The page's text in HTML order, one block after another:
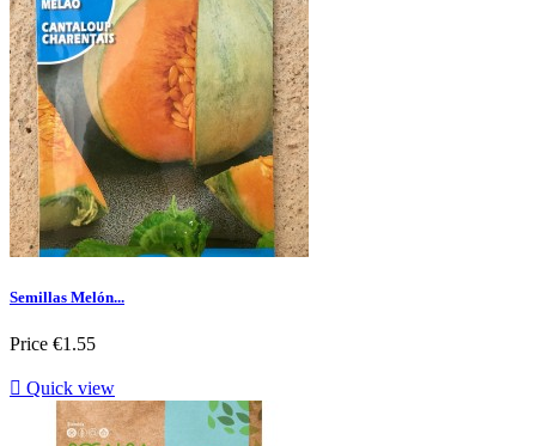
Semillas Melón...
Price €1.55
 Quick view